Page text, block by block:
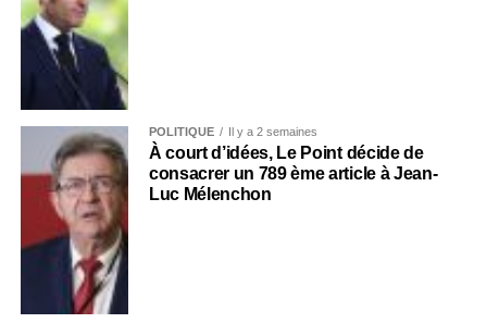
POLITIQUE Il y a 2 semaines
À court d’idées, Le Point décide de
consacrer un 789 ème article à Jean-
Luc Mélenchon